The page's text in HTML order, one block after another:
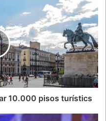
10.000 pisos turístics